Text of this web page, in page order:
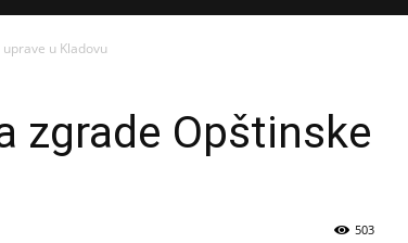
u Kladovu
zgrade Opštinske
503